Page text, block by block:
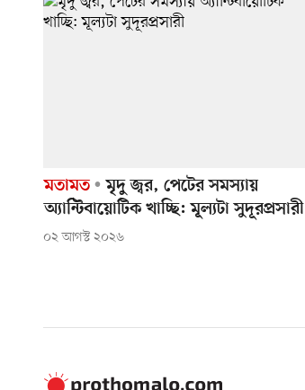
মতামত
মৃদু জ্বর, পেটের সমস্যায়
অ্যান্টিবায়োটিক খাচ্ছি: মূল্যটা সুদূরপ্রসারী
০২ আগস্ট ২০২৬